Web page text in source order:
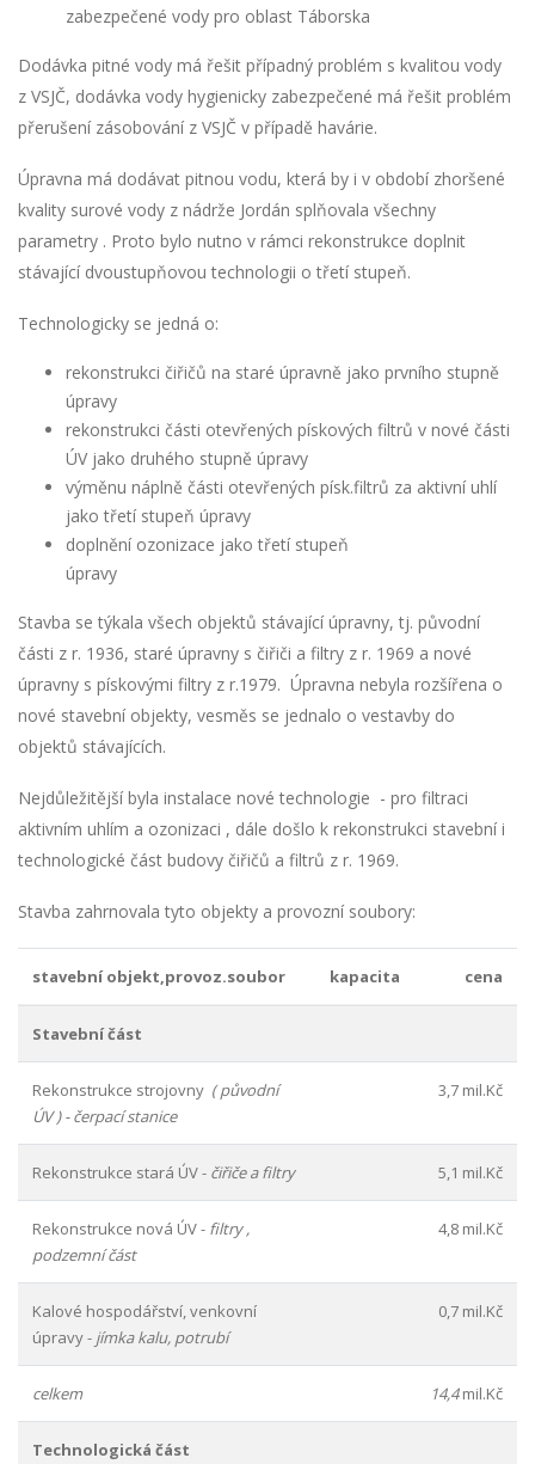
zabezpečené vody pro oblast Táborska
Dodávka pitné vody má řešit případný problém s kvalitou vody
z VSJČ, dodávka vody hygienicky zabezpečené má řešit problém
přerušení zásobování z VSJČ v případě havárie.
Úpravna má dodávat pitnou vodu, která by i v období zhoršené
kvality surové vody z nádrže Jordán splňovala všechny
parametry . Proto bylo nutno v rámci rekonstrukce doplnit
stávající dvoustupňovou technologii o třetí stupeň.
Technologicky se jedná o:
rekonstrukci čiřičů na staré úpravně jako prvního stupně
úpravy
rekonstrukci části otevřených pískových filtrů v nové části
ÚV jako druhého stupně úpravy
výměnu náplně části otevřených písk.filtrů za aktivní uhlí
jako třetí stupeň úpravy
doplnění ozonizace jako třetí stupeň
úpravy
Stavba se týkala všech objektů stávající úpravny, tj. původní
části z r. 1936, staré úpravny s čiřiči a filtry z r. 1969 a nové
úpravny s pískovými filtry z r.1979. Úpravna nebyla rozšířena o
nové stavební objekty, vesměs se jednalo o vestavby do
objektů stávajících.
Nejdůležitější byla instalace nové technologie - pro filtraci
aktivním uhlím a ozonizaci , dále došlo k rekonstrukci stavební i
technologické část budovy čiřičů a filtrů z r. 1969.
Stavba zahrnovala tyto objekty a provozní soubory:
stavební objekt,provoz.soubor kapacita cena
Stavební část
Rekonstrukce strojovny ( původní
ÚV ) - čerpací stanice
3,7 mil.Kč
Rekonstrukce stará ÚV - čiřiče a filtry 5,1 mil.Kč
Rekonstrukce nová ÚV - filtry ,
podzemní část
4,8 mil.Kč
Kalové hospodářství, venkovní
úpravy - jímka kalu, potrubí
0,7 mil.Kč
celkem 14,4mil.Kč
Technologická část